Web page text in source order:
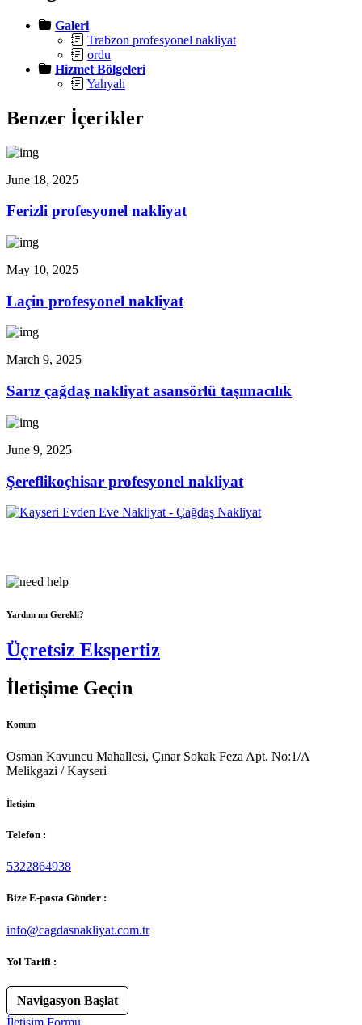
Galeri
Trabzon profesyonel nakliyat
ordu
Hizmet Bölgeleri
Yahyalı
Benzer İçerikler
June 18, 2025
Ferizli profesyonel nakliyat
May 10, 2025
Laçin profesyonel nakliyat
March 9, 2025
Sarız çağdaş nakliyat asansörlü taşımacılık
June 9, 2025
Şereflikoçhisar profesyonel nakliyat
Yardım mı Gerekli?
Üçretsiz Ekspertiz
İletişime Geçin
Konum
Osman Kavuncu Mahallesi, Çınar Sokak Feza Apt. No:1/A
Melikgazi / Kayseri
İletişim
Telefon :
5322864938
Bize E-posta Gönder :
info@cagdasnakliyat.com.tr
Yol Tarifi :
Navigasyon Başlat
İletişim Formu